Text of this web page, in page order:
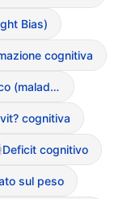
Bias)
cognitiva
Perfezionismo clinico (maladattivo)
cognitiva
Deficit cognitivo
sul peso